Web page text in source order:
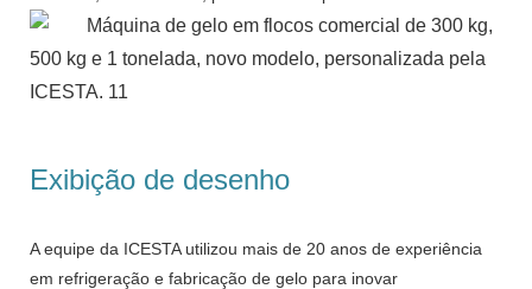
Exibição de desenho
A equipe da ICESTA utilizou mais de 20 anos de experiência
em refrigeração e fabricação de gelo para inovar